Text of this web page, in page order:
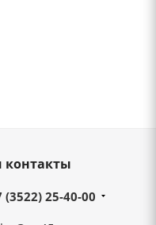
(3522) 25-40-00